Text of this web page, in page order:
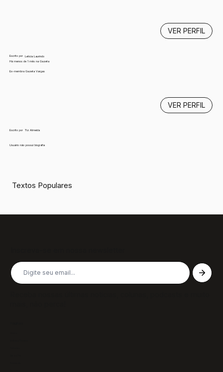
Escrito por
Letícia Laurindo
Há menos de 1 mês na Gazeta
Ex-membra Gazeta Vargas
VER PERFIL
Escrito por Tiz Almeida
Usuário não possui biografia
VER PERFIL
Textos Populares